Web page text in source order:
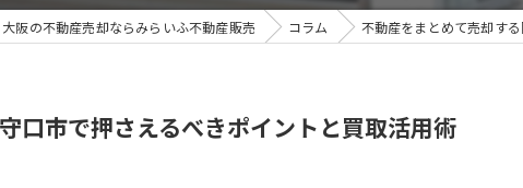
大阪の不動産売却ならみらいふ不動産販売 コラム 不動産をまとめて売却す
口市で押さえるべきポイントと買取活用術